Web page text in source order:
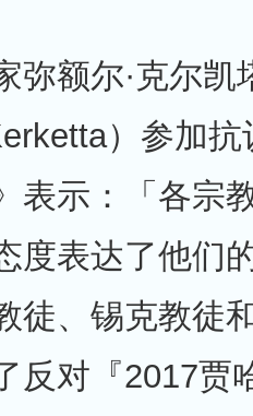
弥额尔·克尔凯
）参加
表示：「各宗
度表达了他们
徒、锡克教徒
反对『2017贾